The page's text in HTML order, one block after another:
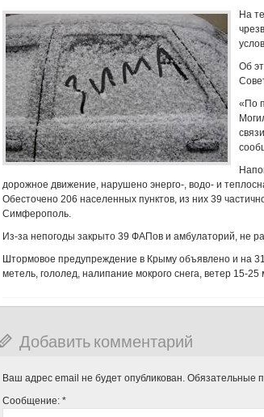
На
Об
«По
дорожное движение, нарушено энерго-, водо- и
Обесточено 206 населенных пунктов, из них 39
Симферополь.
Из-за непогоды закрыто 39 ФАПов и амбулаторий, не
Штормовое предупреждение в Крыму объявлено и на
метель, гололед, налипание мокрого снега, ветер 15-
Добавить комментарий
Ваш адрес email не будет опубликован. Обязательные
Сообщение: *